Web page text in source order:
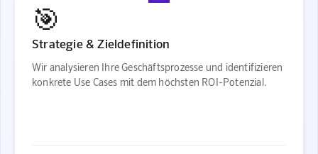
🎯
Strategie & Zieldefinition
Wir analysieren Ihre Geschäftsprozesse und identifizieren
konkrete Use Cases mit dem höchsten ROI-Potenzial.